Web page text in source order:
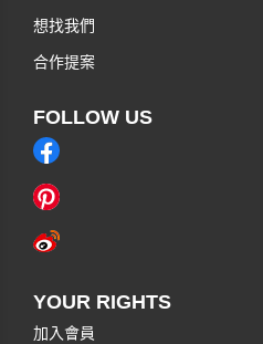
想找我們
合作提案
FOLLOW US
YOUR RIGHTS
加入會員